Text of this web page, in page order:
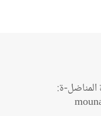
المناضل-ة: